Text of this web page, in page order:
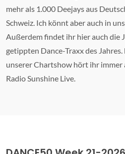
mehr als 1.000 Deejays aus
Schweiz. Ich könnt aber auch in
Außerdem findet ihr hier auch die
getippten Dance-Traxx des
unserer Chartshow hört ihr immer
Radio Sunshine Live.